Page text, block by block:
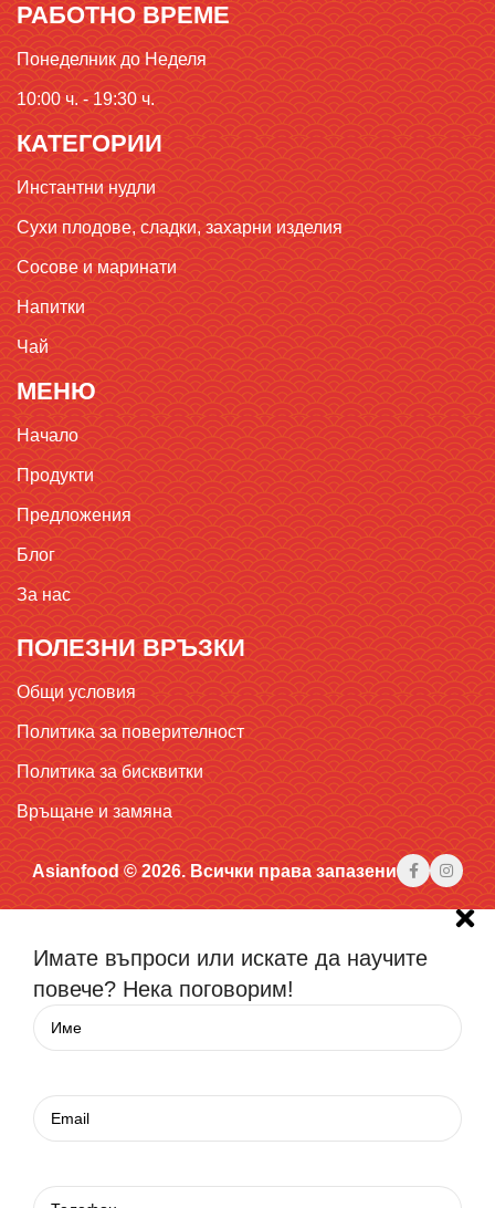
РАБОТНО ВРЕМЕ
Понеделник до Неделя
10:00 ч. - 19:30 ч.
КАТЕГОРИИ
Инстантни нудли
Сухи плодове, сладки, захарни изделия
Сосове и маринати
Напитки
Чай
МЕНЮ
Начало
Продукти
Предложения
Блог
За нас
ПОЛЕЗНИ ВРЪЗКИ
Общи условия
Политика за поверителност
Политика за бисквитки
Връщане и замяна
Asianfood © 2026. Всички права запазени
Имате въпроси или искате да научите
повече? Нека поговорим!